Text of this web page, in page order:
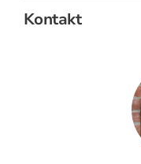
Kontakt